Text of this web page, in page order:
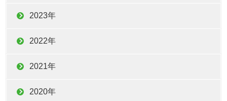
2023年
2022年
2021年
2020年